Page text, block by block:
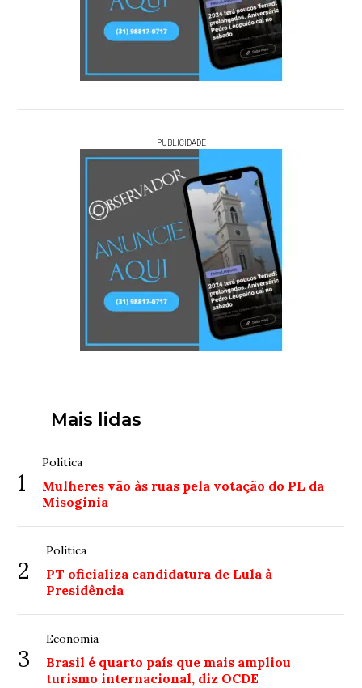
PUBLICIDADE
Mais lidas
1
Política
Mulheres vão às ruas pela votação do PL da
Misoginia
2
Política
PT oficializa candidatura de Lula à
Presidência
3
Economia
Brasil é quarto país que mais ampliou
turismo internacional, diz OCDE